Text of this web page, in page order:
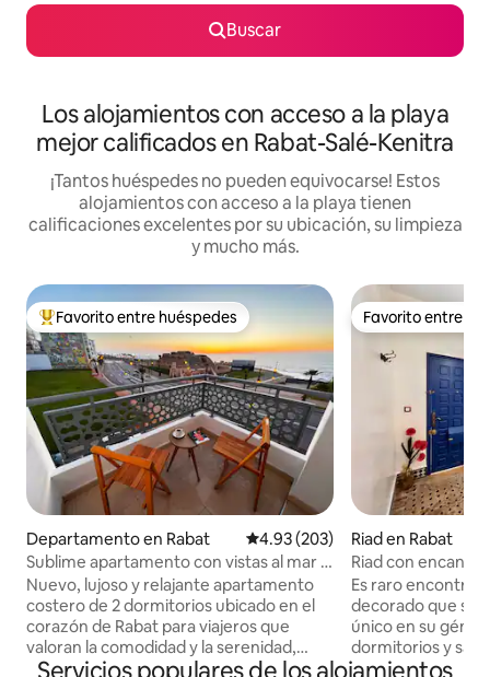
Buscar
Los alojamientos con acceso a la playa
mejor calificados en Rabat-Salé-Kenitra
¡Tantos huéspedes no pueden equivocarse! Estos
alojamientos con acceso a la playa tienen
calificaciones excelentes por su ubicación, su limpieza
y mucho más.
De los mejores en Favorito entre huéspedes
Favorito entre huéspedes
Departamento en Rabat Calificación promedio: 4.93 de
4.93 (203)
Sublime apartamento con vistas al mar +
aire acondicionado + Netflix
Nuevo, lujoso y relajante apartamento
costero de 2 dormitorios ubicado en el
corazón de Rabat para viajeros que
valoran la comodidad y la serenidad,
decorado con gusto y atención a los
Favorito entre
Favorito entre
Riad en Rabat
Riad con encanto en el corazón de los
Oudayas Rabat
Es raro encontrar
decorado que
único en su
dormitorios y sala
corazón de la